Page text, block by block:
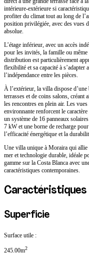
intérieure-extérieure si
profiter du climat tout au long de
position privilégiée, avec des vues
absolue.
L’étage inférieur, avec un accès
pour les invités, la famille ou même
distribution est particulièrement
flexibilité et sa capacité à
l’indépendance entre les pièces.
À l’extérieur, la villa dispose
terrasses et de coins salons, créant
les rencontres en plein air. Les
environnante renforcent le
un système de 16 panneaux
7 kW et une borne de recharge
l’efficacité énergétique et la
Une villa unique à Moraira qui allie
mer et technologie durable, idéale
gamme sur la Costa Blanca avec
caractéristiques contemporaines.
Caractéristiques
Superficie
Surface utile :
245.00m2